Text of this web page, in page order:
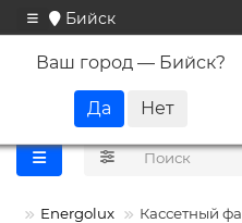
Бийск
Ваш город — Бийск?
Energolux Кассетный